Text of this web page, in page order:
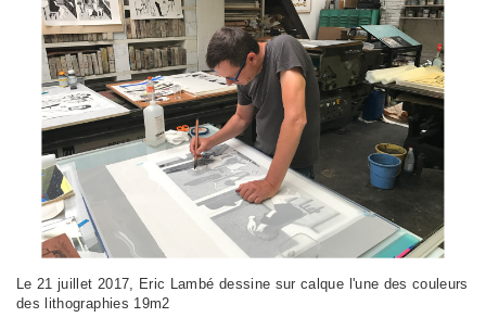
Le 21 juillet 2017, Eric Lambé dessine sur calque l'une des couleurs
des lithographies 19m2